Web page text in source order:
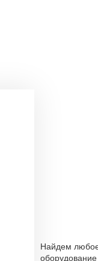
Найдем
оборудование